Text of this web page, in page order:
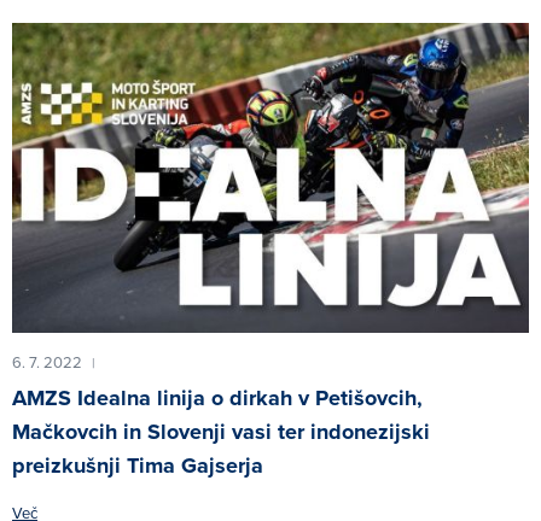
6. 7. 2022 |
AMZS Idealna linija o dirkah v Petišovcih,
Mačkovcih in Slovenji vasi ter indonezijski
preizkušnji Tima Gajserja
Več